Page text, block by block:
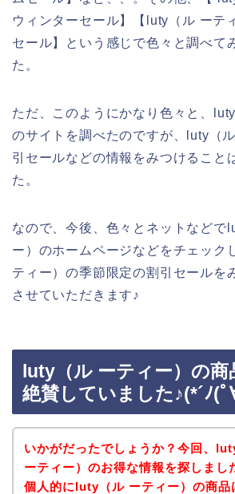
ウィンターセール】【luty（ル ーテ
セール】という感じで色々と調べて
た。
ただ、このようにかなり色々と、
のサイトを調べたのですが、luty（
引セールなどの情報をみつけること
た。
なので、今後、色々とネットなどで
ー）のホームページなどをチェック
ティー）の季節限定の割引セールを
させていただきます♪
luty（ル ーティー）の商
絶賛していました♪(*´ﾉ(ﾟ
いかがだったでしょうか？今回、
ーティー）のお得な情報を探しまし
個人的にluty（ル ーティー）の商品